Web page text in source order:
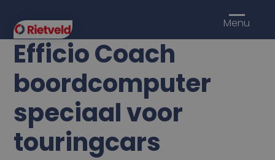
Menu
Efficio Coach
boordcomputer
speciaal voor
touringcars